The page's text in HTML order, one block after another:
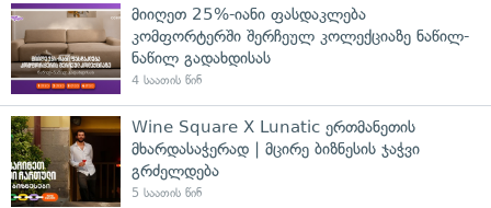
მიიღეთ 25%-იანი ფასდაკლება
კომფორტერში შერჩეულ კოლექციაზე ნაწილ-
ნაწილ გადახდისას
4 საათის წინ
Wine Square X Lunatic ერთმანეთის
მხარდასაჭერად | მცირე ბიზნესის ჯაჭვი
გრძელდება
5 საათის წინ